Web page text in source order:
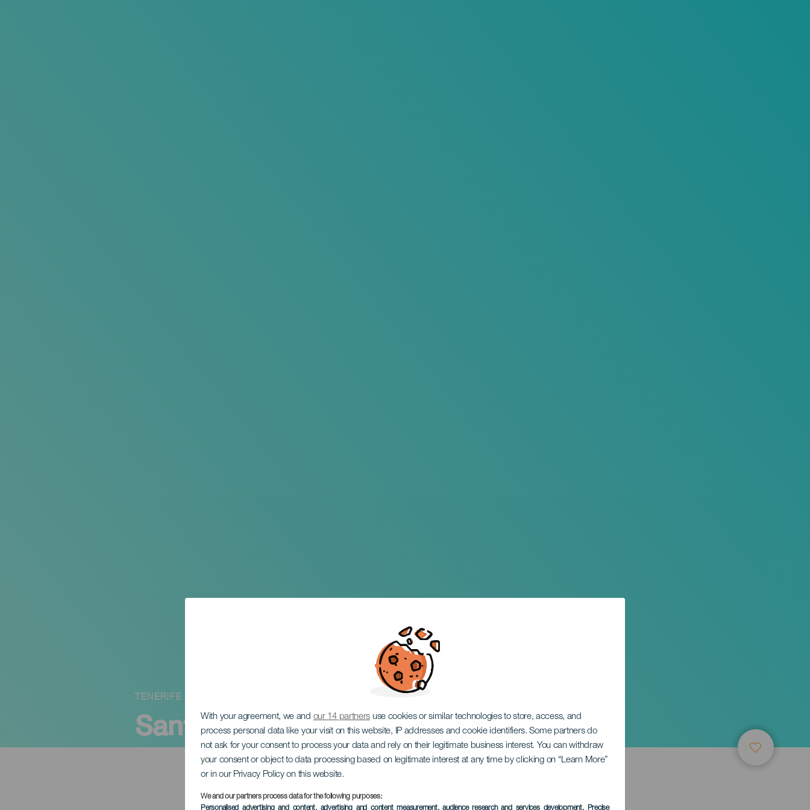
With your agreement, we and our 14 partners use cookies or similar technologies to store, access, and
process personal data like your visit on this website, IP addresses and cookie identifiers. Some partners do
not ask for your consent to process your data and rely on their legitimate business interest. You can withdraw
your consent or object to data processing based on legitimate interest at any time by clicking on “Learn More”
or in our Privacy Policy on this website.
We and our partners process data for the following purposes:
Personalised advertising and content, advertising and content measurement, audience research and services development, Precise
Santa Cruz Extreme
TENERIFE
Localidad
Santa Cruz de Tenerife